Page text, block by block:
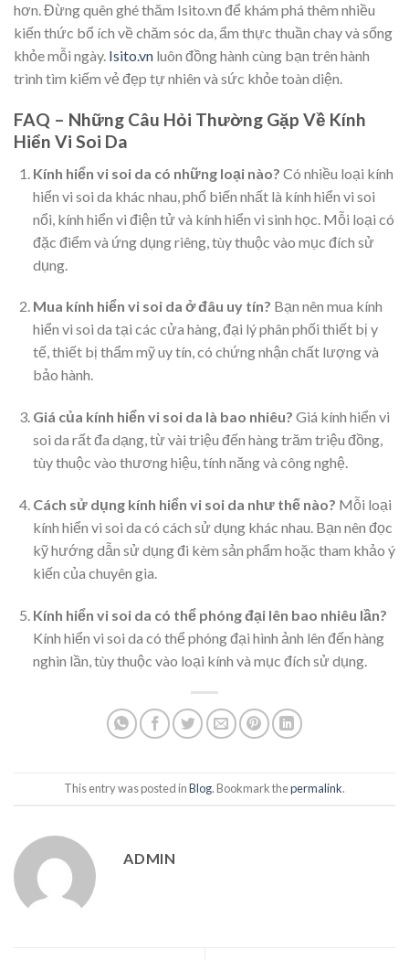
hơn. Đừng quên ghé thăm Isito.vn để khám phá thêm nhiều
kiến thức bổ ích về chăm sóc da, ẩm thực thuần chay và sống
khỏe mỗi ngày. Isito.vn luôn đồng hành cùng bạn trên hành
trình tìm kiếm vẻ đẹp tự nhiên và sức khỏe toàn diện.
FAQ – Những Câu Hỏi Thường Gặp Về Kính
Hiển Vi Soi Da
Kính hiển vi soi da có những loại nào? Có nhiều loại kính
hiển vi soi da khác nhau, phổ biến nhất là kính hiển vi soi
nổi, kính hiển vi điện tử và kính hiển vi sinh học. Mỗi loại có
đặc điểm và ứng dụng riêng, tùy thuộc vào mục đích sử
dụng.
Mua kính hiển vi soi da ở đâu uy tín? Bạn nên mua kính
hiển vi soi da tại các cửa hàng, đại lý phân phối thiết bị y
tế, thiết bị thẩm mỹ uy tín, có chứng nhận chất lượng và
bảo hành.
Giá của kính hiển vi soi da là bao nhiêu? Giá kính hiển vi
soi da rất đa dạng, từ vài triệu đến hàng trăm triệu đồng,
tùy thuộc vào thương hiệu, tính năng và công nghệ.
Cách sử dụng kính hiển vi soi da như thế nào? Mỗi loại
kính hiển vi soi da có cách sử dụng khác nhau. Bạn nên đọc
kỹ hướng dẫn sử dụng đi kèm sản phẩm hoặc tham khảo ý
kiến của chuyên gia.
Kính hiển vi soi da có thể phóng đại lên bao nhiêu lần?
Kính hiển vi soi da có thể phóng đại hình ảnh lên đến hàng
nghìn lần, tùy thuộc vào loại kính và mục đích sử dụng.
This entry was posted inBlog. Bookmark thepermalink.
ADMIN